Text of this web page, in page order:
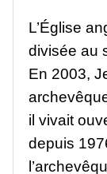
L’Église
divisée au
En 2003,
il vivait
depuis